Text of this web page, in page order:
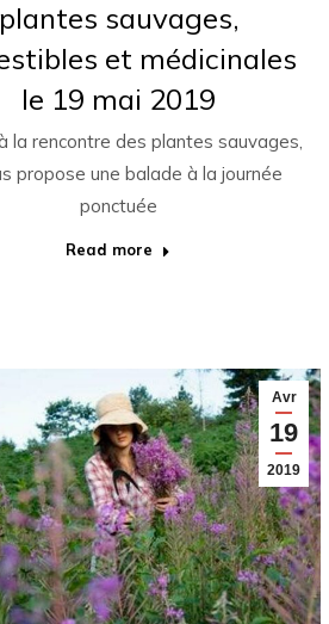
plantes sauvages,
et médicinales
le 19 mai 2019
la rencontre des plantes sauvages,
propose une balade à la journée
ponctuée
Read more
Avr
19
2019